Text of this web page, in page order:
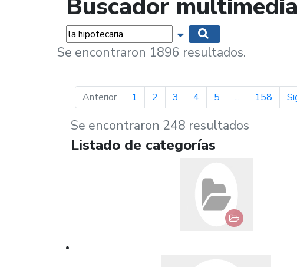
Buscador multimedia
Palabras... Mostrar opciones de
Se encontraron 1896 resultados.
Anteriorpágina anterior
1 2 3 4 5 ... 158
Se encontraron 248 resultados
Listado de categorías